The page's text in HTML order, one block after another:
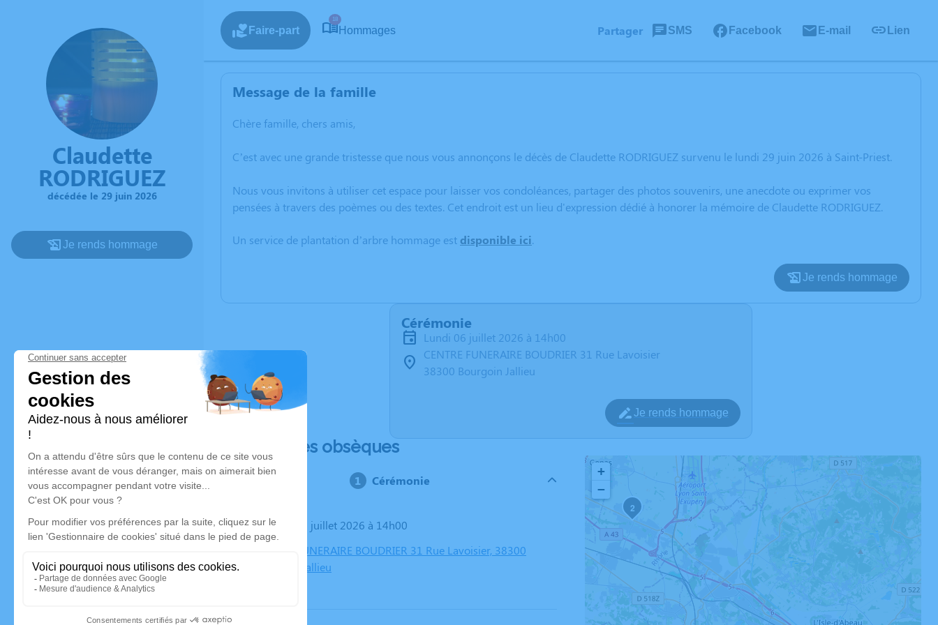
Claudette
RODRIGUEZ
décédée le 29 juin 2026
Je rends hommage
Faire-part
18
Hommages Partager SMS Facebook E-mail Lien
Message de la famille
Chère famille, chers amis,
C’est avec une grande tristesse que nous vous annonçons le décès de Claudette RODRIGUEZ survenu le lundi 29 juin 2026 à Saint-Priest.
Nous vous invitons à utiliser cet espace pour laisser vos condoléances, partager des photos souvenirs, une anecdote ou exprimer vos
pensées à travers des poèmes ou des textes. Cet endroit est un lieu d'expression dédié à honorer la mémoire de Claudette RODRIGUEZ.
Un service de plantation d’arbre hommage est disponible ici.
Je rends hommage
Cérémonie
lundi 06 juillet 2026 à 14h00
CENTRE FUNERAIRE BOUDRIER 31 Rue Lavoisier
38300 Bourgoin Jallieu
Je rends hommage
Déroulé des obsèques
Cérémonie
Le lundi 06 juillet 2026 à 14h00
CENTRE FUNERAIRE BOUDRIER 31 Rue Lavoisier, 38300
Bourgoin Jallieu
2
+
−